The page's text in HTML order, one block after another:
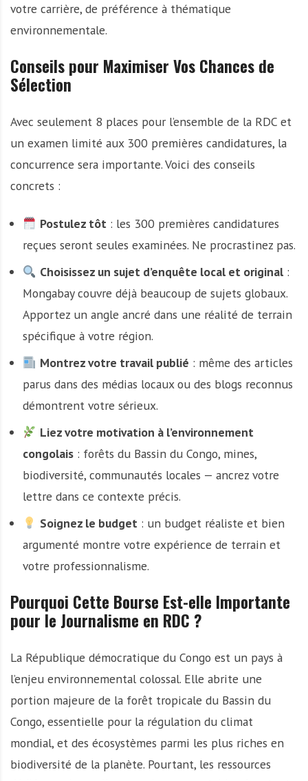
votre carrière, de préférence à thématique
environnementale.
Conseils pour Maximiser Vos Chances de
Sélection
Avec seulement 8 places pour l’ensemble de la RDC et
un examen limité aux 300 premières candidatures, la
concurrence sera importante. Voici des conseils
concrets :
Postulez tôt: les 300 premières candidatures
reçues seront seules examinées. Ne procrastinez pas.
Choisissez un sujet d’enquête local et original:
Mongabay couvre déjà beaucoup de sujets globaux.
Apportez un angle ancré dans une réalité de terrain
spécifique à votre région.
Montrez votre travail publié : même des articles
parus dans des médias locaux ou des blogs reconnus
démontrent votre sérieux.
Liez votre motivation à l’environnement
congolais: forêts du Bassin du Congo, mines,
biodiversité, communautés locales — ancrez votre
lettre dans ce contexte précis.
Soignez le budget: un budget réaliste et bien
argumenté montre votre expérience de terrain et
votre professionnalisme.
Pourquoi Cette Bourse Est-elle Importante
pour le Journalisme en RDC ?
La République démocratique du Congo est un pays à
l’enjeu environnemental colossal. Elle abrite une
portion majeure de la forêt tropicale du Bassin du
Congo, essentielle pour la régulation du climat
mondial, et des écosystèmes parmi les plus riches en
biodiversité de la planète. Pourtant, les ressources